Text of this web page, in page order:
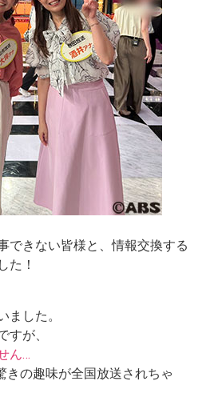
できない皆様と、情報交換する
た！
ました。
すが、
ん…
きの趣味が全国放送されちゃ